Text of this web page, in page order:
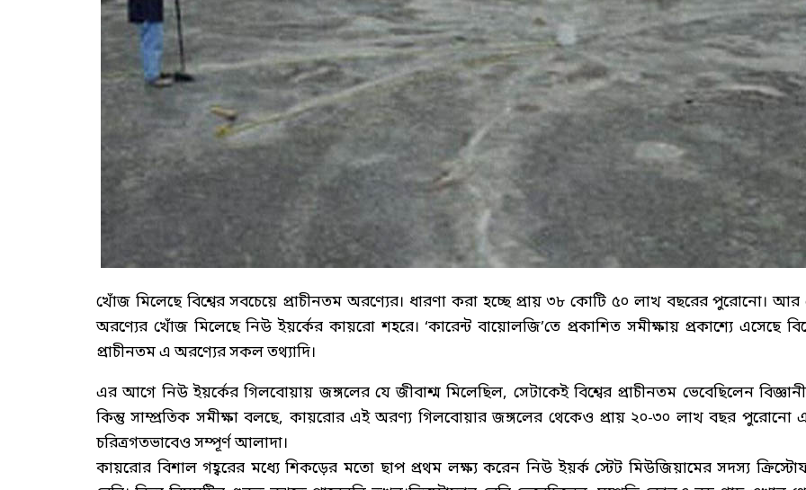
খোঁজ মিলেছে বিশ্বের সবচেয়ে প্রাচীনতম অরণ্যের। ধারণা করা হচ্ছে প্রায় ৩৮ কোটি ৫০ লাখ বছরের পুরোনো।
অরণ্যের খোঁজ মিলেছে নিউ ইয়র্কের কায়রো শহরে। ‘কারেন্ট বায়োলজি’তে প্রকাশিত সমীক্ষায় প্রকাশ্যে এসেছে
প্রাচীনতম এ অরণ্যের সকল তথ্যাদি।
এর আগে নিউ ইয়র্কের গিলবোয়ায় জঙ্গলের যে জীবাশ্ম মিলেছিল, সেটাকেই বিশ্বের প্রাচীনতম ভেবেছিলেন
কিন্তু সাম্প্রতিক সমীক্ষা বলছে, কায়রোর এই অরণ্য গিলবোয়ার জঙ্গলের থেকেও প্রায় ২০-৩০ লাখ বছর পুরোনো
চরিত্রগতভাবেও সম্পূর্ণ আলাদা।
কায়রোর বিশাল গহ্বরের মধ্যে শিকড়ের মতো ছাপ প্রথম লক্ষ্য করেন নিউ ইয়র্ক স্টেট মিউজিয়ামের সদস্য